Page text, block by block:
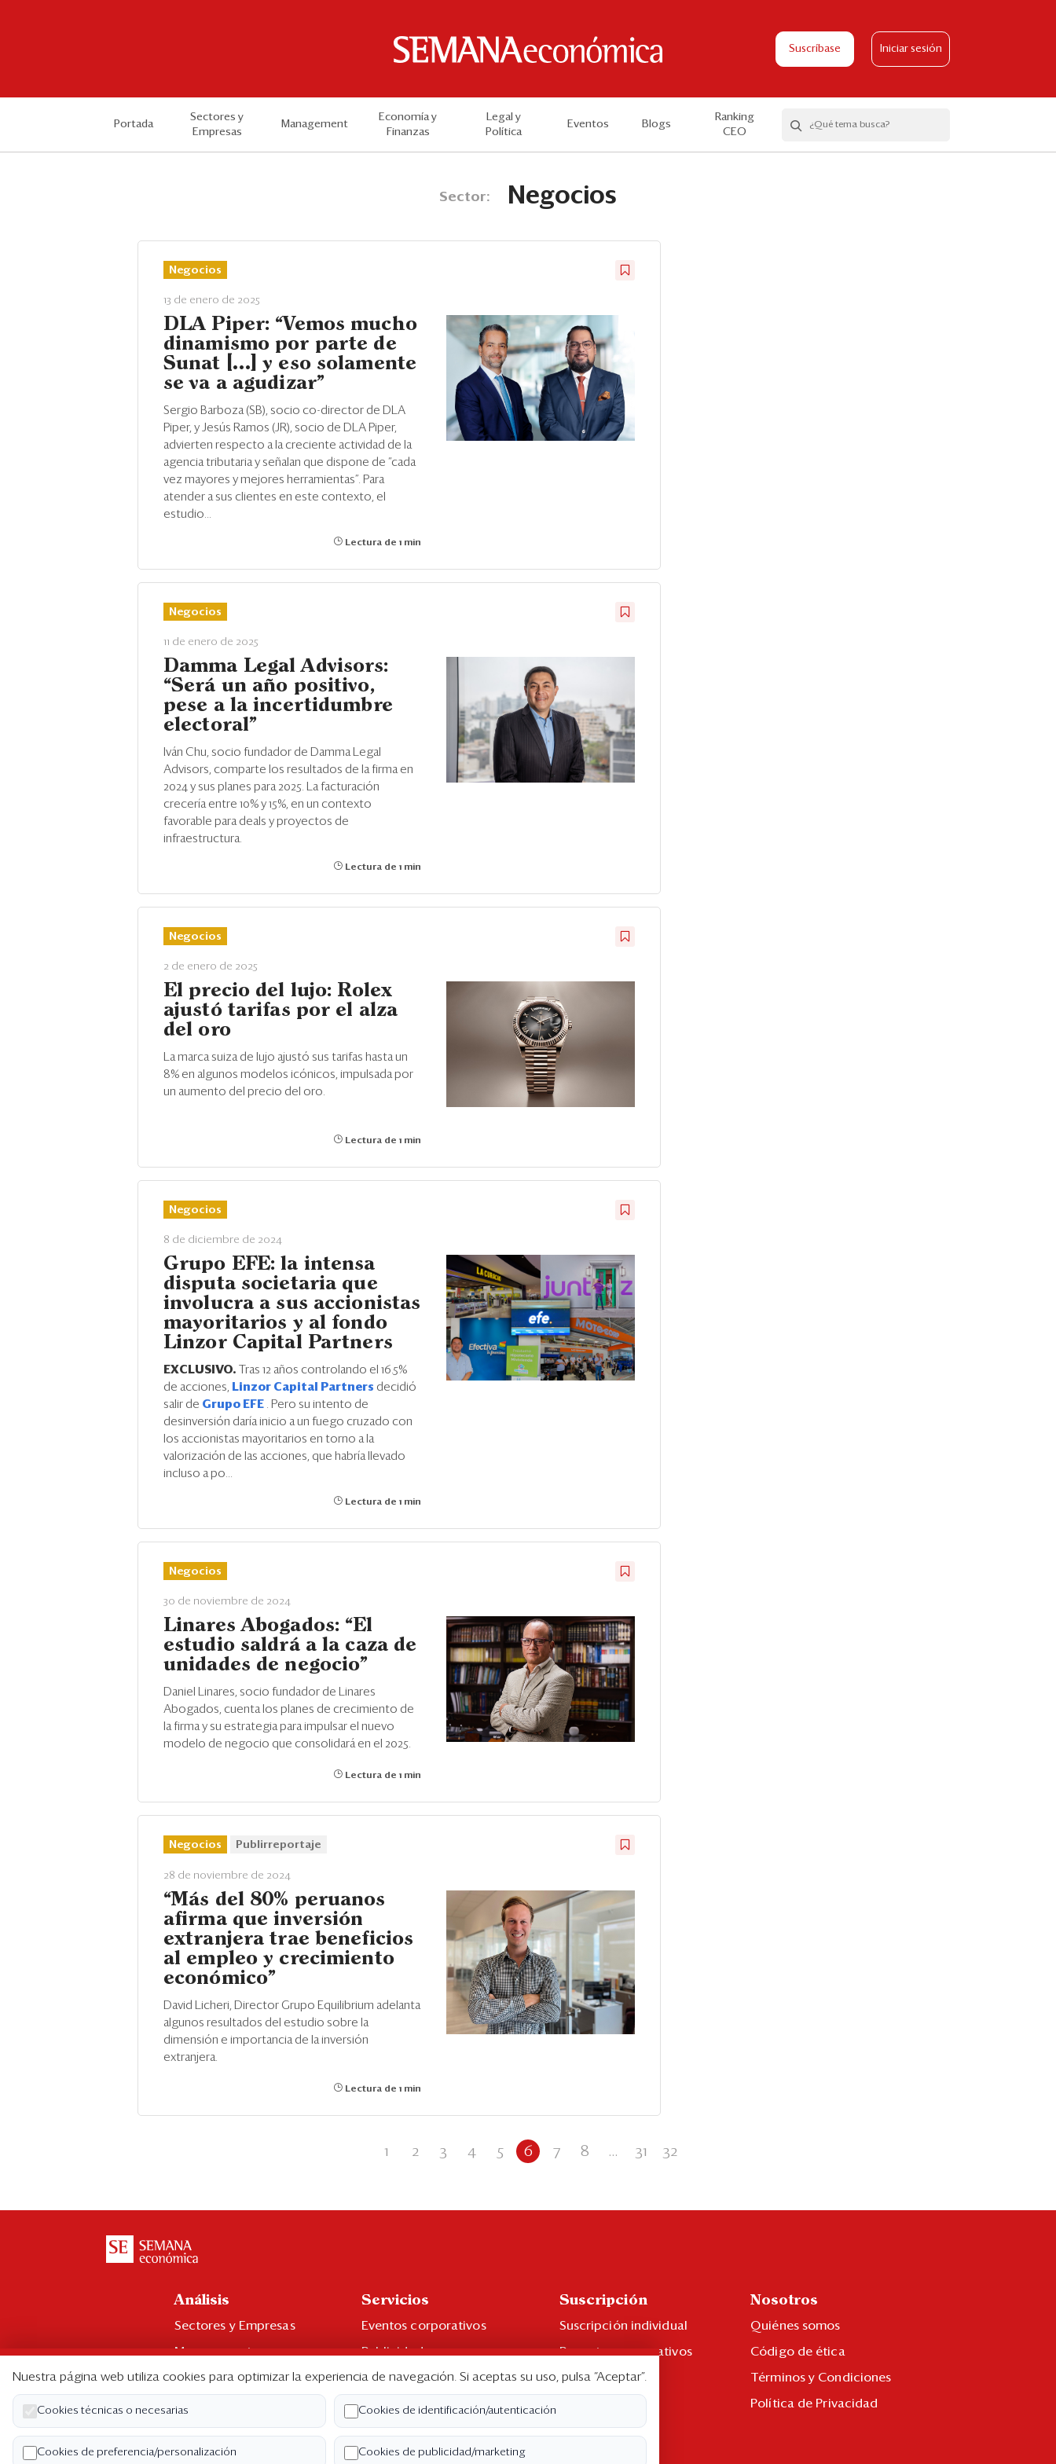
Suscríbase Iniciar sesión
Portada
Sectores y
Empresas
Management
Economía y
Finanzas
Legal y
Política
Eventos Blogs
Ranking
CEO
Sector: Negocios
Negocios
13 de enero de 2025
DLA Piper: “Vemos mucho
dinamismo por parte de
Sunat […] y eso solamente
se va a agudizar”
Sergio Barboza (SB), socio co-director de DLA
Piper, y Jesús Ramos (JR), socio de DLA Piper,
advierten respecto a la creciente actividad de la
agencia tributaria y señalan que dispone de “cada
vez mayores y mejores herramientas”. Para
atender a sus clientes en este contexto, el
estudio...
Lectura de 1 min
Negocios
11 de enero de 2025
Damma Legal Advisors:
“Será un año positivo,
pese a la incertidumbre
electoral”
Iván Chu, socio fundador de Damma Legal
Advisors, comparte los resultados de la firma en
2024 y sus planes para 2025. La facturación
crecería entre 10% y 15%, en un contexto
favorable para deals y proyectos de
infraestructura.
Lectura de 1 min
Negocios
2 de enero de 2025
El precio del lujo: Rolex
ajustó tarifas por el alza
del oro
La marca suiza de lujo ajustó sus tarifas hasta un
8% en algunos modelos icónicos, impulsada por
un aumento del precio del oro.
Lectura de 1 min
Negocios
8 de diciembre de 2024
Grupo EFE: la intensa
disputa societaria que
involucra a sus accionistas
mayoritarios y al fondo
Linzor Capital Partners
EXCLUSIVO.
Tras 12 años controlando el 16.5%
de acciones, Linzor Capital Partners decidió
salir de Grupo EFE . Pero su intento de
desinversión daría inicio a un fuego cruzado con
los accionistas mayoritarios en torno a la
valorización de las acciones, que habría llevado
incluso a po...
Lectura de 1 min
Negocios
30 de noviembre de 2024
Linares Abogados: “El
estudio saldrá a la caza de
unidades de negocio”
Daniel Linares, socio fundador de Linares
Abogados, cuenta los planes de crecimiento de
la firma y su estrategia para impulsar el nuevo
modelo de negocio que consolidará en el 2025.
Lectura de 1 min
Negocios Publirreportaje
28 de noviembre de 2024
“Más del 80% peruanos
afirma que inversión
extranjera trae beneficios
al empleo y crecimiento
económico”
David Licheri, Director Grupo Equilibrium adelanta
algunos resultados del estudio sobre la
dimensión e importancia de la inversión
extranjera.
Lectura de 1 min
1 2 3 4 5 6 7 8 ... 31 32
Análisis
Sectores y Empresas
Management
Economía y Finanzas
Ranking CEO
Blogs
Servicios
Eventos corporativos
Publicidad
Contáctenos
Libro de reclamaciones
Suscripción
Suscripción individual
Paquetes corporativos
Edición Impresa
Nosotros
Quiénes somos
Código de ética
Términos y Condiciones
Política de Privacidad
Nuestra página web utiliza cookies para optimizar la experiencia de navegación. Si aceptas su uso, pulsa “Aceptar”.
Cookies técnicas o necesarias Cookies de identificación/autenticación
Cookies de preferencia/personalización Cookies de publicidad/marketing